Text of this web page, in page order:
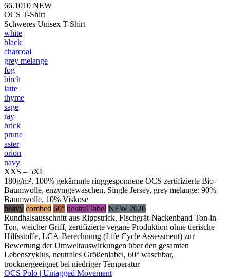
66.1010 NEW
OCS T-Shirt
Schweres Unisex T-Shirt
white
black
charcoal
grey melange
fog
birch
latte
thyme
sage
ray
brick
prune
aster
orion
navy
XXS – 5XL
180g/m², 100% gekämmte ringgesponnene OCS zertifizierte Bio-
Baumwolle, enzymgewaschen, Single Jersey, grey melange: 90%
Baumwolle, 10% Viskose
heavy combed 60° neutral label NEW 2026
Rundhalsausschnitt aus Rippstrick, Fischgrät-Nackenband Ton-in-
Ton, weicher Griff, zertifizierte vegane Produktion ohne tierische
Hilfsstoffe, LCA-Berechnung (Life Cycle Assessment) zur
Bewertung der Umweltauswirkungen über den gesamten
Lebenszyklus, neutrales Größenlabel, 60° waschbar,
trocknergeeignet bei niedriger Temperatur
OCS Polo | Untagged Movement